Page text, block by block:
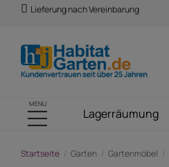
Lieferung nach Vereinbarung
MENU
Lagerräumung
Startseite Garten Gartenmöbel